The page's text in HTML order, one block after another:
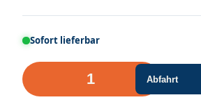
Sofort lieferbar
RhB
Ge
Abfahrt